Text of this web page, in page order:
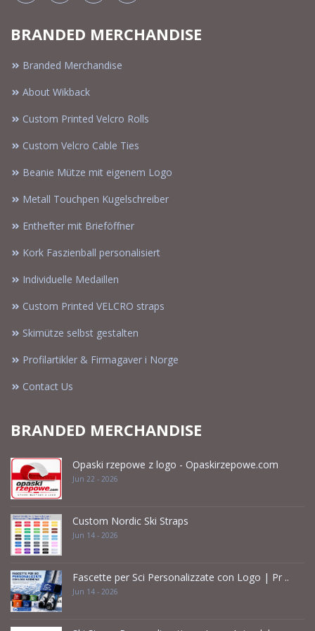
BRANDED MERCHANDISE
Branded Merchandise
About Wikback
Custom Printed Velcro Rolls
Custom Velcro Cable Ties
Beanie Mütze mit eigenem Logo
Metall Touchpen Kugelschreiber
Enthefter mit Brieföffner
Kork Faszienball personalisiert
Individuelle Medaillen
Custom Printed VELCRO straps
Skimütze selbst gestalten
Profilartikler & Firmagaver i Norge
Contact Us
BRANDED MERCHANDISE
Opaski rzepowe z logo - Opaskirzepowe.com
Jun 22 - 2026
Custom Nordic Ski Straps
Jun 14 - 2026
Fascette per Sci Personalizzate con Logo | Pr ..
Jun 14 - 2026